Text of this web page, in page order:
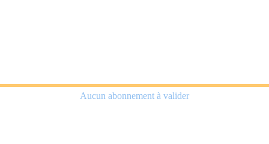
Aucun abonnement à valider